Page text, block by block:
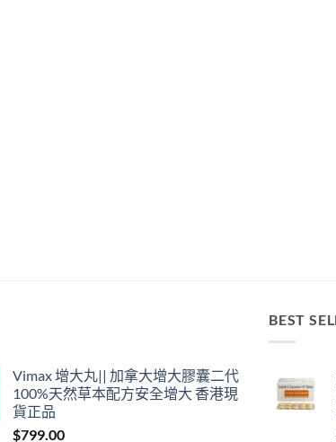
Vimax 增大丸|| 加拿大增大膠囊二代
100%天然草本配方安全增大 香港現
貨正品
$799.00
BEST